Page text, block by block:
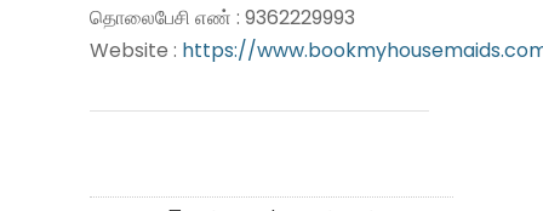
தொலைபேசி எண் : 9362229993
Website : https://